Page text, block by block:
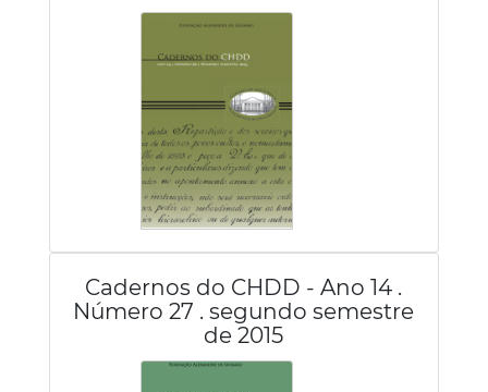
Cadernos do CHDD - Ano 14 .
Número 27 . segundo semestre
de 2015